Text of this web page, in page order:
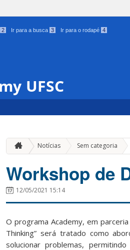
2 Ir para a busca 3 Ir para o rodapé 4
UFSC
Notícias Sem categoria »
Workshop de
12/05/2021 15:14
O programa Academy, em
Thinking” será tratado como
solucionar problemas,